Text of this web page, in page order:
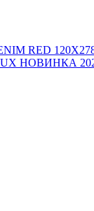
НОВИНКА